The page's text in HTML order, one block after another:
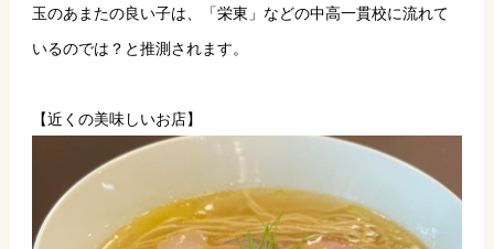
玉のあまたの良い子は、「栄東」などの中高一貫校に流れて
いるのでは？と推測されます。
【近くの美味しいお店】